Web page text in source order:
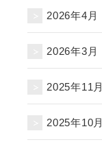
2026年4月
2026年3月
2025年11月
2025年10月